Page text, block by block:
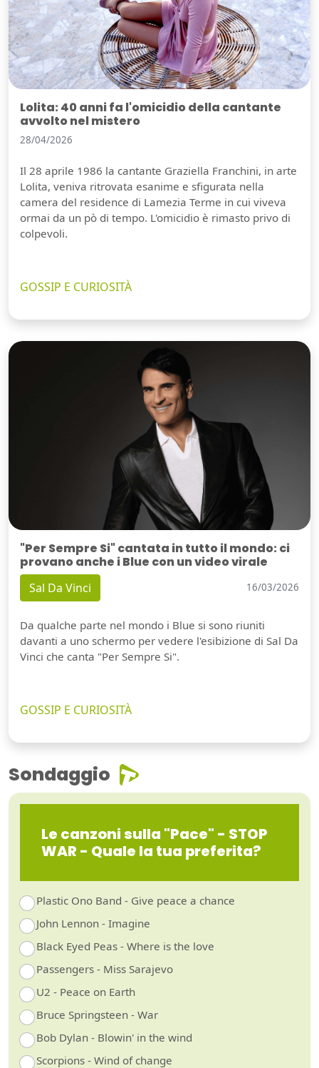
Lolita: 40 anni fa l'omicidio della cantante
avvolto nel mistero
28/04/2026
Il 28 aprile 1986 la cantante Graziella Franchini, in arte
Lolita, veniva ritrovata esanime e sfigurata nella
camera del residence di Lamezia Terme in cui viveva
ormai da un pò di tempo. L'omicidio è rimasto privo di
colpevoli.
GOSSIP E CURIOSITÀ
"Per Sempre Si" cantata in tutto il mondo: ci
provano anche i Blue con un video virale
Sal Da Vinci 16/03/2026
Da qualche parte nel mondo i Blue si sono riuniti
davanti a uno schermo per vedere l'esibizione di Sal Da
Vinci che canta "Per Sempre Si".
GOSSIP E CURIOSITÀ
Sondaggio
Le canzoni sulla "Pace" - STOP
WAR - Quale la tua preferita?
Plastic Ono Band - Give peace a chance
John Lennon - Imagine
Black Eyed Peas - Where is the love
Passengers - Miss Sarajevo
U2 - Peace on Earth
Bruce Springsteen - War
Bob Dylan - Blowin' in the wind
Scorpions - Wind of change